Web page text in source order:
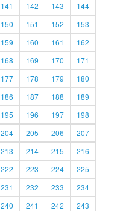
141 142 143
144
150 151 152
153
159 160 161
162
168 169 170
171
177 178 179
180
186 187 188
189
195 196 197
198
204 205 206
207
213 214 215
216
222 223 224
225
231 232 233
234
240 241 242
243